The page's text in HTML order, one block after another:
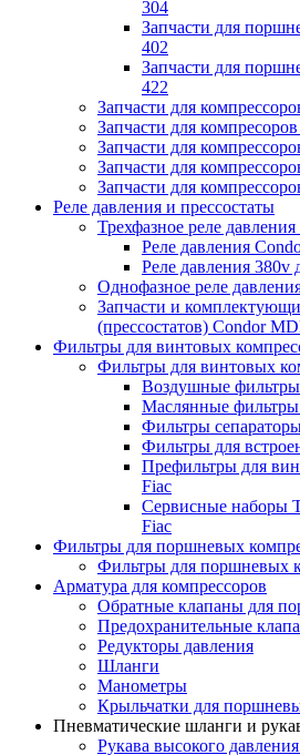
304
Запчасти для
402
Запчасти для
422
Запчасти для
Запчасти для
Запчасти для
Запчасти для
Запчасти для
Реле давления и прессостаты
Трехфазное реле
Реле давления
Реле давления 380v
Однофазное реле
Запчасти и
(прессостатов) Condor
Фильтры для винтовых
Фильтры для винтовых
Воздушные фильтры
Маслянные фильтры
Фильтры
Фильтры для
Префильтры для
Fiac
Сервисные наборы
Fiac
Фильтры для поршневых
Фильтры для поршневых
Арматура для компрессоров
Обратные клапаны для
Предохранительные
Редукторы давления
Шланги
Манометры
Крыльчатки для
Пневматические шланги и
Рукава высокого